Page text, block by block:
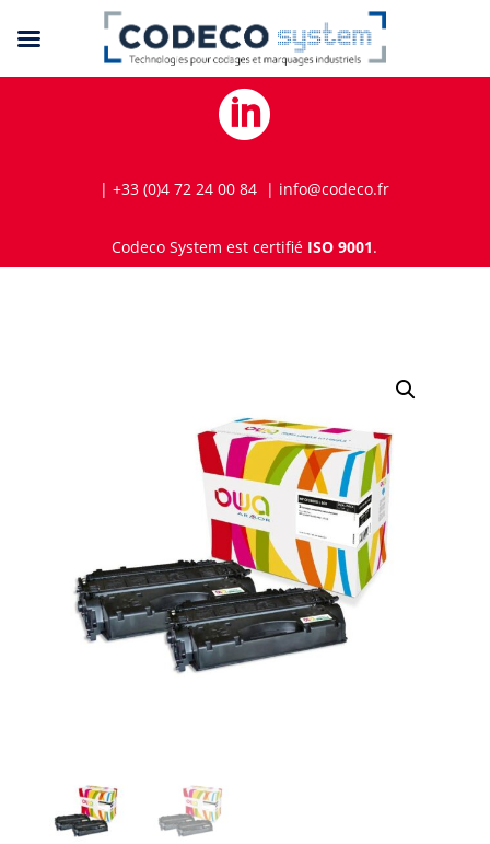

| +33 (0)4 72 24 00 84 | info@codeco.fr
Codeco System est certifié ISO 9001.